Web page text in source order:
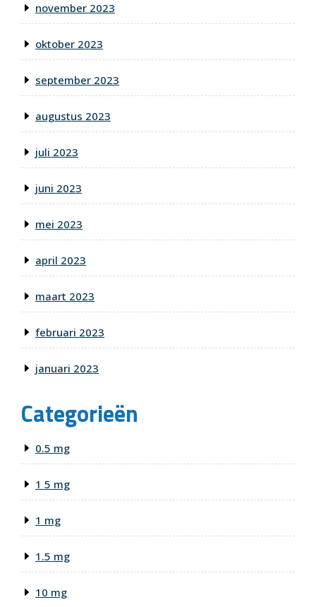
november 2023
oktober 2023
september 2023
augustus 2023
juli 2023
juni 2023
mei 2023
april 2023
maart 2023
februari 2023
januari 2023
Categorieën
0.5 mg
1 5 mg
1 mg
1.5 mg
10 mg